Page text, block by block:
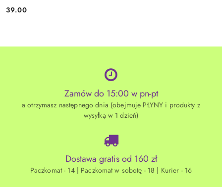
Cena:
39.00
Zamów do 15:00 w pn-pt
a otrzymasz następnego dnia (obejmuje PŁYNY i produkty z
wysyłką w 1 dzień)
Dostawa gratis od 160 zł
Paczkomat - 14 | Paczkomat w sobotę - 18 | Kurier - 16